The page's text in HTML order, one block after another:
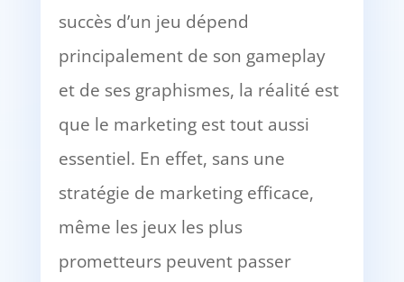
succès d’un jeu dépend
principalement de son gameplay
et de ses graphismes, la réalité est
que le marketing est tout aussi
essentiel. En effet, sans une
stratégie de marketing efficace,
même les jeux les plus
prometteurs peuvent passer